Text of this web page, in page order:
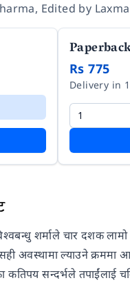
, Edited by
Rs 775
Delivery in
शर्माले चार दशक
अवस्थामा ल्याउने क्रममा
कतिपय सन्दर्भले तपाईंलाई